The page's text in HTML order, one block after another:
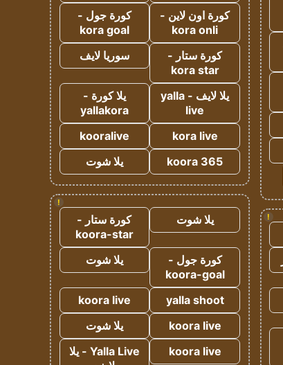
!
كورة اون لاين -
kora onli
كورة جول -
kora goal
كورة ستار -
kora star
سوريا لايف
يلا لايف - yalla
live
يلا كورة -
yallakora
kora live
kooralive
koora 365
يلا شوت
!
يلا شوت
كورة ستار -
koora-star
كورة جول -
koora-goal
يلا شوت
yalla shoot
koora live
koora live
يلا شوت
koora live
Yalla Live - يلا